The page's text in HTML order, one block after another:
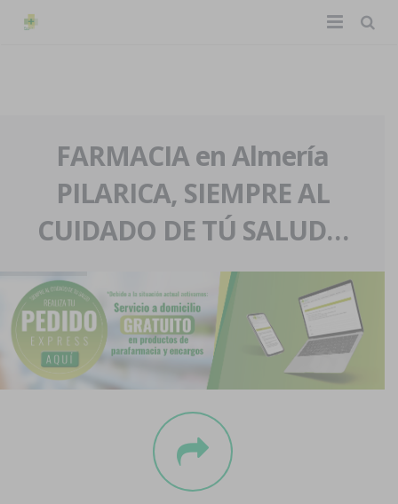
La farmacia
Nuestra historia
Nuestro equipo
Eventos
Servicios y reservas
Pedidos express
Blog
Contacto
Boletín
FARMACIA en Almería
PILARICA, SIEMPRE AL
CUIDADO DE TÚ SALUD…